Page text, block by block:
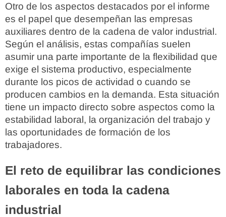
Otro de los aspectos destacados por el informe
es el papel que desempeñan las empresas
auxiliares dentro de la cadena de valor industrial.
Según el análisis, estas compañías suelen
asumir una parte importante de la flexibilidad que
exige el sistema productivo, especialmente
durante los picos de actividad o cuando se
producen cambios en la demanda. Esta situación
tiene un impacto directo sobre aspectos como la
estabilidad laboral, la organización del trabajo y
las oportunidades de formación de los
trabajadores.
El reto de equilibrar las condiciones
laborales en toda la cadena
industrial